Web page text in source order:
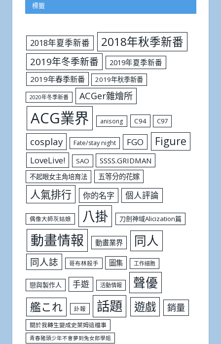
標籤
2018年夏季新番 2018年秋季新番
2019年冬季新番
2019年夏季新番
2019年春季新番
2019年秋季新番
2020年冬季新番 ACGer雜燴所
ACG業界 anisong C94 C97
cosplay Fate/stay night FGO Figure
LoveLive! SAO SSSS.GRIDMAN
不起眼女主角培育法 五等分的花嫁
人氣排行 你的名字 個人評論
偶像大師灰姑娘 八掛 刀劍神域Alicization篇
動畫情報 動畫業界 同人
同人誌 哥布林殺手 圖集 工作細胞
戀與製作人 手遊 活動情報 聲優
艦これ 訃報 話題 遊戲 銷量
關於我轉生變成史萊姆這檔事
青春豬頭少年不會夢到兔女郎學姐